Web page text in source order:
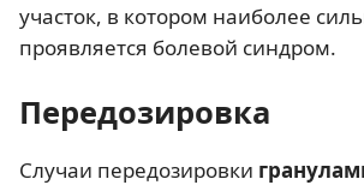
участок, в котором наиболее
проявляется болевой синдром.
Передозировка
Случаи передозировки